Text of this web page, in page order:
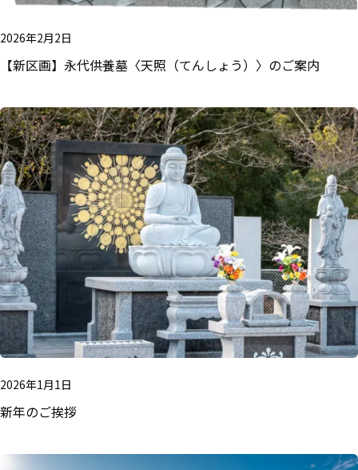
2026年2月2日
【新区画】永代供養墓〈天照（てんしょう）〉のご案内
2026年1月1日
新年のご挨拶